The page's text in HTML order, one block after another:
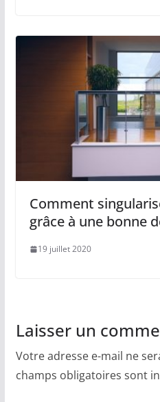
Comment
grâce à une bonne
19 juillet 2020
Laisser un
Votre adresse e-mail ne
champs obligatoires sont